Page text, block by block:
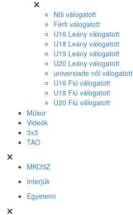
Női válogatott
Férfi válogatott
U16 Leány válogatott
U18 Leány válogatott
U19 Leány válogatott
U20 Leány válogatott
universiade női válogatott
U16 Fiú válogatott
U18 Fiú válogatott
U20 Fiú válogatott
Műsor
Videók
3x3
TAO
MKOSZ
Interjúk
Egyetemi